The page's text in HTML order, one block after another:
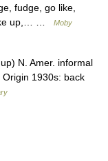
fudge, go like,
up,… …
Moby
N. Amer. informal
1930s: back